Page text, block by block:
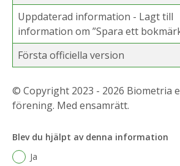
Uppdaterad information - Lagt till
information om ”Spara ett
Första officiella version
© Copyright 2023 - 2026 Biometria
förening. Med ensamrätt.
Blev du hjälpt av denna information
Ja